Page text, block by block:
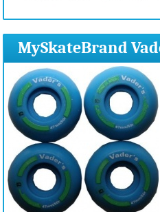
MySkateBrand
Rollen